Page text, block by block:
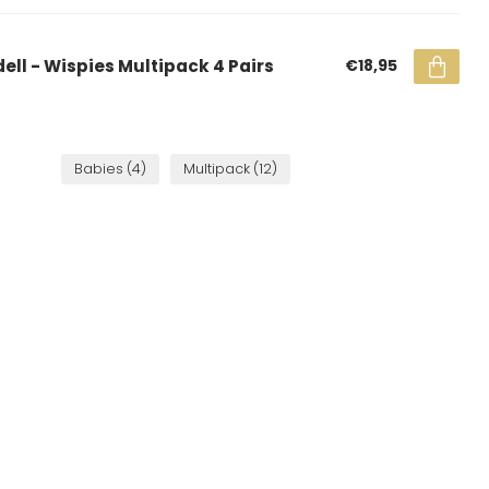
- Wispies Multipack 4 Pairs €18,95
Babies (4) Multipack (12)